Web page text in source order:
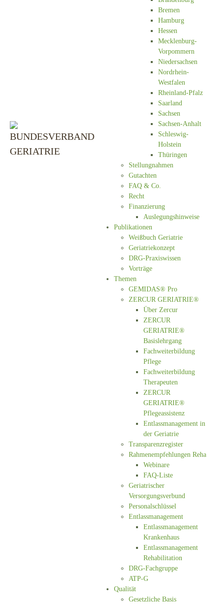
Bremen
Hamburg
Hessen
Mecklenburg-
Vorpommern
Niedersachsen
Nordrhein-
Westfalen
Rheinland-Pfalz
Saarland
Sachsen
Sachsen-Anhalt
Schleswig-
Holstein
Thüringen
Stellungnahmen
Gutachten
FAQ & Co.
Recht
Finanzierung
Auslegungshinweise
Publikationen
Weißbuch Geriatrie
Geriatriekonzept
DRG-Praxiswissen
Vorträge
Themen
GEMIDAS® Pro
ZERCUR GERIATRIE®
Über Zercur
ZERCUR
GERIATRIE®
Basislehrgang
Fachweiterbildung
Pflege
Fachweiterbildung
Therapeuten
ZERCUR
GERIATRIE®
Pflegeassistenz
Entlassmanagement in
der Geriatrie
Transparenzregister
Rahmenempfehlungen Reha
Webinare
FAQ-Liste
Geriatrischer
Versorgungsverbund
Personalschlüssel
Entlassmanagement
Entlassmanagement
Krankenhaus
Entlassmanagement
Rehabilitation
DRG-Fachgruppe
ATP-G
Qualität
Gesetzliche Basis